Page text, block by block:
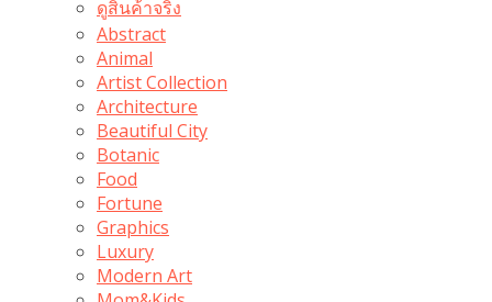
ดูสินค้าจริง
Abstract
Animal
Artist Collection
Architecture
Beautiful City
Botanic
Food
Fortune
Graphics
Luxury
Modern Art